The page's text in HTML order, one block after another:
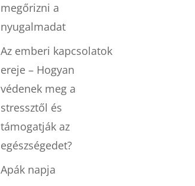
megőrizni a
nyugalmadat
Az emberi kapcsolatok
ereje – Hogyan
védenek meg a
stressztől és
támogatják az
egészségedet?
Apák napja